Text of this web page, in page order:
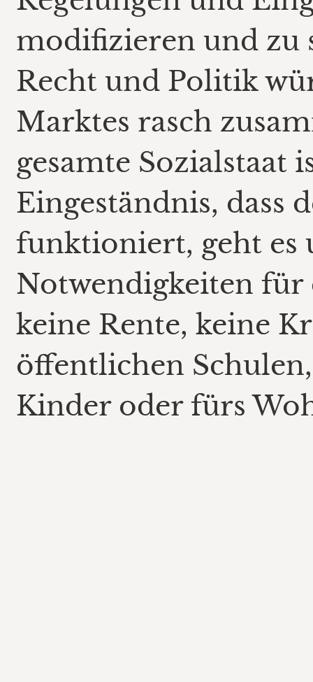
modifizieren und zu
Recht und Politik
Marktes rasch
gesamte Sozialstaat
Eingeständnis, dass
funktioniert, geht es
Notwendigkeiten für
keine Rente, keine
öffentlichen
Kinder oder fürs